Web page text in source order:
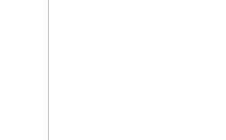
API di analisi di video e